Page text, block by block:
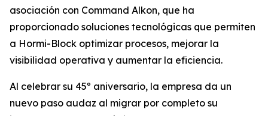
asociación con Command Alkon, que ha
proporcionado soluciones tecnológicas que permiten
a Hormi-Block optimizar procesos, mejorar la
visibilidad operativa y aumentar la eficiencia.
Al celebrar su 45º aniversario, la empresa da un
nuevo paso audaz al migrar por completo su